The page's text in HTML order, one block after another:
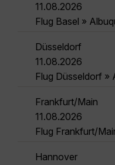
11.08.2026
Flug Basel »
Düsseldorf
11.08.2026
Flug Düsseldorf »
Frankfurt/Main
11.08.2026
Flug Frankfurt/
Hannover